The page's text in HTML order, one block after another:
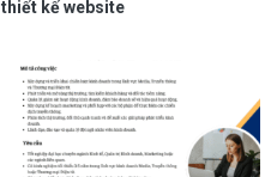
thiết kế website